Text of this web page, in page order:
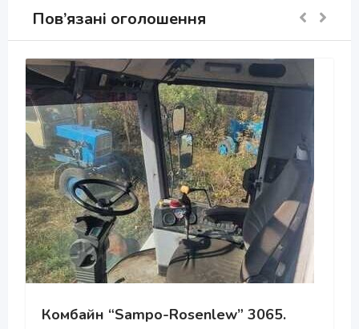
Пов’язані оголошення
Комбайн “Sampo-Rosenlew” 3065.